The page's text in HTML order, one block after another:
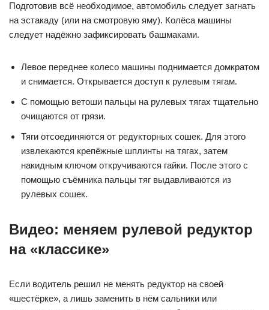
Подготовив всё необходимое, автомобиль следует загнать
на эстакаду (или на смотровую яму). Колёса машины
следует надёжно зафиксировать башмаками.
Левое переднее колесо машины поднимается домкратом
и снимается. Открывается доступ к рулевым тягам.
С помощью ветоши пальцы на рулевых тягах тщательно
очищаются от грязи.
Тяги отсоединяются от редукторных сошек. Для этого
извлекаются крепёжные шплинты на тягах, затем
накидным ключом откручиваются гайки. После этого с
помощью съёмника пальцы тяг выдавливаются из
рулевых сошек.
Видео: меняем рулевой редуктор
на «классике»
Если водитель решил не менять редуктор на своей
«шестёрке», а лишь заменить в нём сальники или